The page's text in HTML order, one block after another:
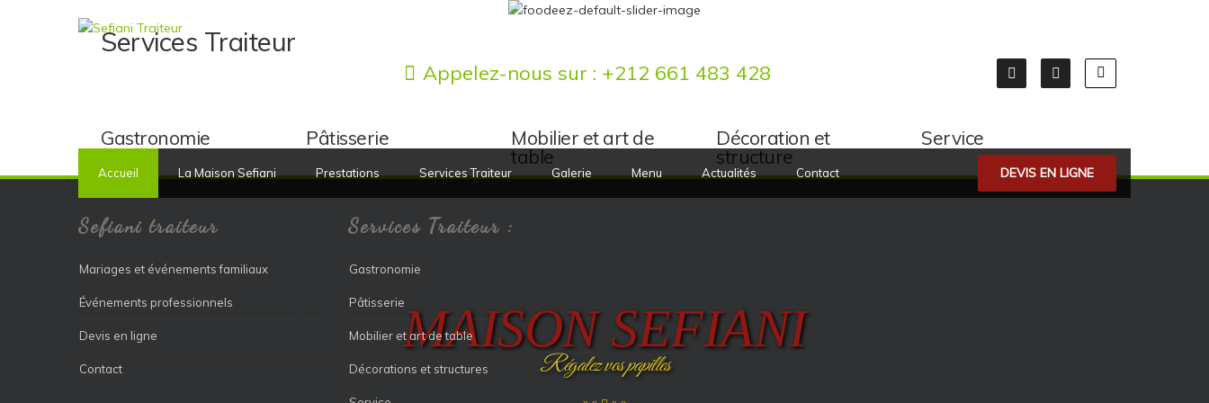
Appelez-nous sur : +212 661 483 428
Accueil La Maison Sefiani Prestations Services Traiteur Galerie Menu Actualités Contact DEVIS EN LIGNE
MAISON SEFIANI
Régalez vos papilles
Services Traiteur
Gastronomie Pâtisserie
Mobilier et art de
table
Décoration et
structure
Service
Sefiani traiteur
Mariages et événements familiaux
Événements professionnels
Devis en ligne
Contact
Services Traiteur :
Gastronomie
Pâtisserie
Mobilier et art de table
Décorations et structures